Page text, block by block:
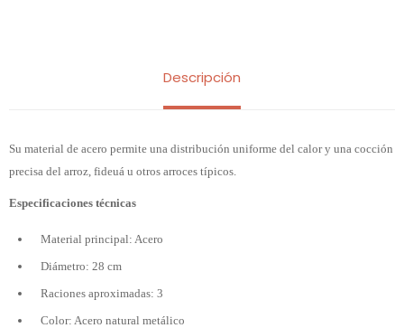
Descripción
Su material de acero permite una distribución uniforme del calor y una cocción
precisa del arroz, fideuá u otros arroces típicos.
Especificaciones técnicas
Material principal: Acero
Diámetro: 28 cm
Raciones aproximadas: 3
Color: Acero natural metálico